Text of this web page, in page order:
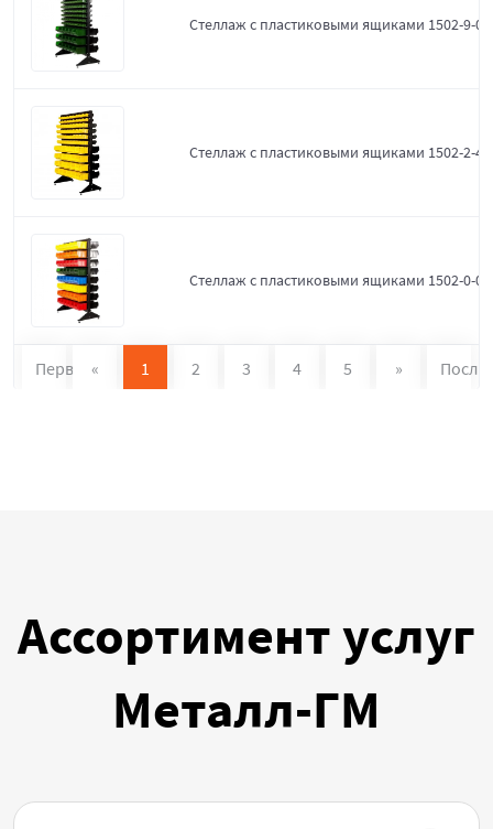
Стеллаж с пластиковыми ящиками 1502-9-0-
Стеллаж с пластиковыми ящиками 1502-2-4-
Стеллаж с пластиковыми ящиками 1502-0-0-
Первая « 1 2 3 4 5 »
Ассортимент услуг
Металл-ГМ